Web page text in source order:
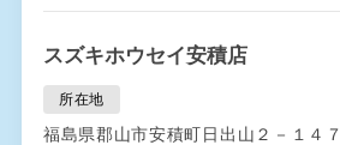
スズキホウセイ安積店
所在地
福島県郡山市安積町日出山２－１４７